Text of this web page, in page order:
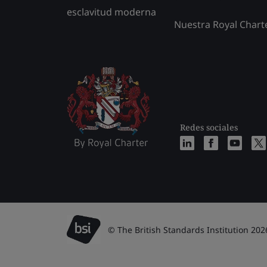
esclavitud moderna
Nuestra Royal
Redes sociales
© The British Standards Institution